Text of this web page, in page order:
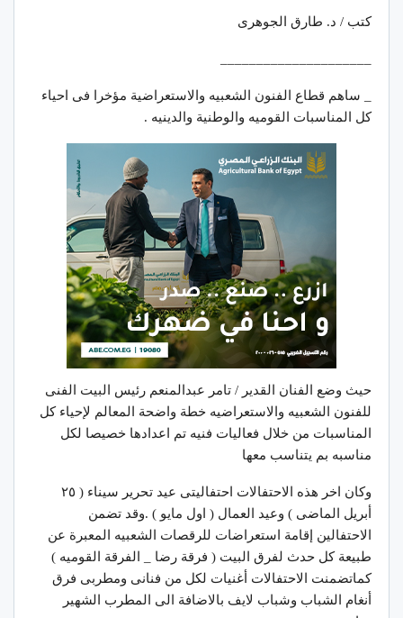
كتب / د. طارق الجوهرى
_ ساهم قطاع الفنون الشعبيه والاستعراضية مؤخرا فى احياء
كل المناسبات القوميه والوطنية والدينيه .
حيث وضع الفنان القدير / تامر عبدالمنعم رئيس البيت الفنى
للفنون الشعبيه والاستعراضيه خطة واضحة المعالم لإحياء كل
المناسبات من خلال فعاليات فنيه تم اعدادها خصيصا لكل
مناسبه بم يتناسب معها
وكان اخر هذه الاحتفالات احتفاليتى عيد تحرير سيناء ( ٢٥
أبريل الماضى ) وعيد العمال ( اول مايو ) .وقد تضمن
الاحتفالين إقامة استعراضات للرقصات الشعبيه المعبرة عن
طبيعة كل حدث لفرق البيت ( فرقة رضا _ الفرقة القوميه )
كماتضمنت الاحتفالات أغنيات لكل من فنانى ومطربى فرق
أنغام الشباب وشباب لايف بالاضافة الى المطرب الشهير